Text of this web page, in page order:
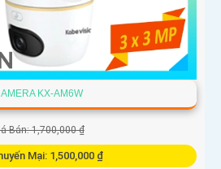
KX-AM6W
Bán: 1,700,000 ₫
Mại: 1,500,000 ₫